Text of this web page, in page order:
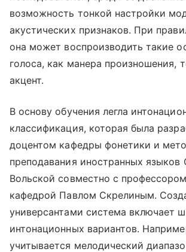
возможность тонкой настройки
акустических признаков. При
она может воспроизводить такие
голоса, как манера произношения,
акцент.
В основу обучения легла
классификация, которая была
доцентом кафедры фонетики и
преподавания иностранных
Вольской совместно с
кафедрой Павлом Скрелиным.
универсантами система включает
интонационных вариантов.
учитывается мелодический